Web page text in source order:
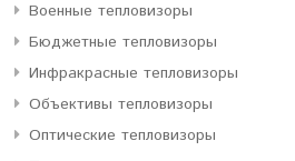
Военные тепловизоры
Бюджетные тепловизоры
Инфракрасные тепловизоры
Объективы тепловизоры
Оптические тепловизоры